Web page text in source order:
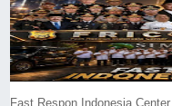
Fast Respon Indonesia